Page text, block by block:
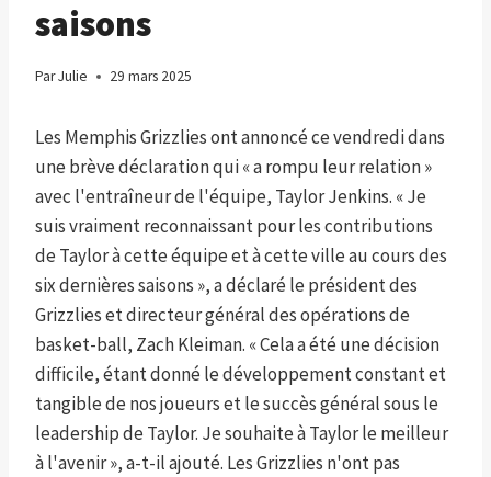
saisons
ParJulie 29 mars 2025
Les Memphis Grizzlies ont annoncé ce vendredi dans
une brève déclaration qui « a rompu leur relation »
avec l'entraîneur de l'équipe, Taylor Jenkins. « Je
suis vraiment reconnaissant pour les contributions
de Taylor à cette équipe et à cette ville au cours des
six dernières saisons », a déclaré le président des
Grizzlies et directeur général des opérations de
basket-ball, Zach Kleiman. « Cela a été une décision
difficile, étant donné le développement constant et
tangible de nos joueurs et le succès général sous le
leadership de Taylor. Je souhaite à Taylor le meilleur
à l'avenir », a-t-il ajouté. Les Grizzlies n'ont pas